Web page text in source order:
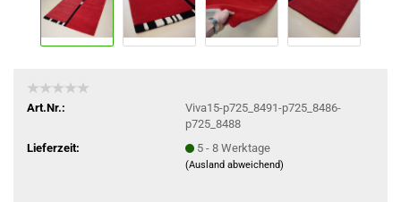
Art.Nr.:
Viva15-p725_8491-p725_8486-
p725_8488
Lieferzeit:
5 - 8 Werktage
(Ausland abweichend)